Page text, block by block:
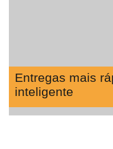
Entregas mais
inteligente